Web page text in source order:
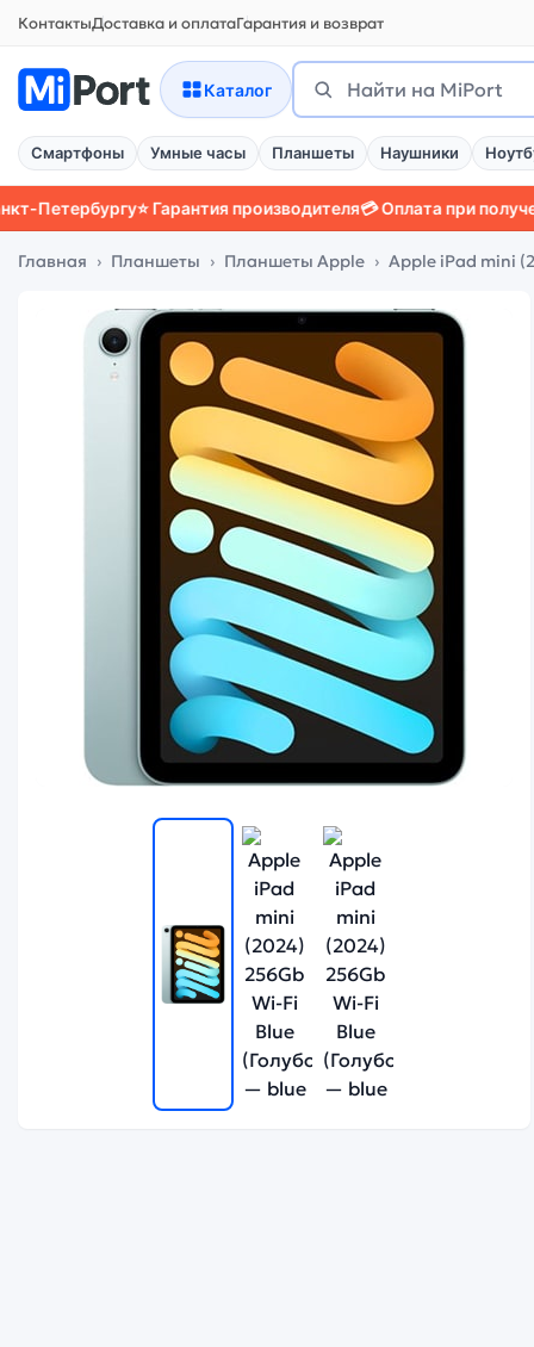
КонтактыДоставка и оплатаГарантия и возврат
Каталог
Поиск
Найти
Смартфоны Умные часы Планшеты Наушники
⭐ Гарантия производителя💳 Оплата при получении📱
Главная Планшеты Планшеты Apple Apple iPad mini